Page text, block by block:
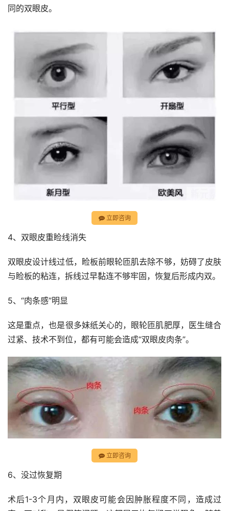
同的双眼皮。
立即咨询
4、双眼皮重睑线消失
双眼皮设计线过低，睑板前眼轮匝肌去除不够，妨碍了皮肤
与睑板的粘连，拆线过早黏连不够牢固，恢复后形成内双。
5、“肉条感”明显
这是重点，也是很多妹纸关心的，眼轮匝肌肥厚，医生缝合
过紧、技术不到位，都有可能会造成“双眼皮肉条”。
立即咨询
6、没过恢复期
术后1-3个月内，双眼皮可能会因肿胀程度不同，造成过